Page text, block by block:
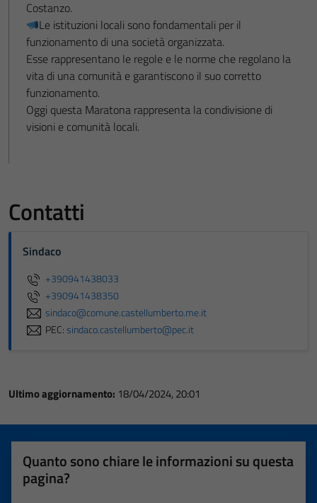
Costanzo.
Le istituzioni locali sono fondamentali per il
funzionamento di una società organizzata.
Esse rappresentano le regole e le norme che regolano la
vita di una comunità e garantiscono il suo corretto
funzionamento.
Oggi questa Maratona rappresenta la condivisione di
visioni e comunità locali.
Contatti
Sindaco
+390941438033
+390941438350
sindaco@comune.castellumberto.me.it
PEC:sindaco.castellumberto@pec.it
Ultimo aggiornamento: 18/04/2024, 20:01
Quanto sono chiare le informazioni su questa
pagina?